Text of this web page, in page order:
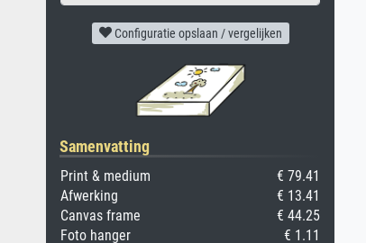
Configuratie opslaan / vergelijken
Samenvatting
Print & medium
€ 79.41
Afwerking
€ 13.41
Canvas frame
€ 44.25
Foto hanger
€ 1.11